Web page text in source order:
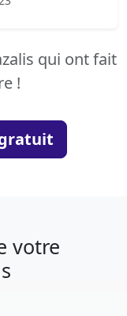
qui ont fait
!
votre